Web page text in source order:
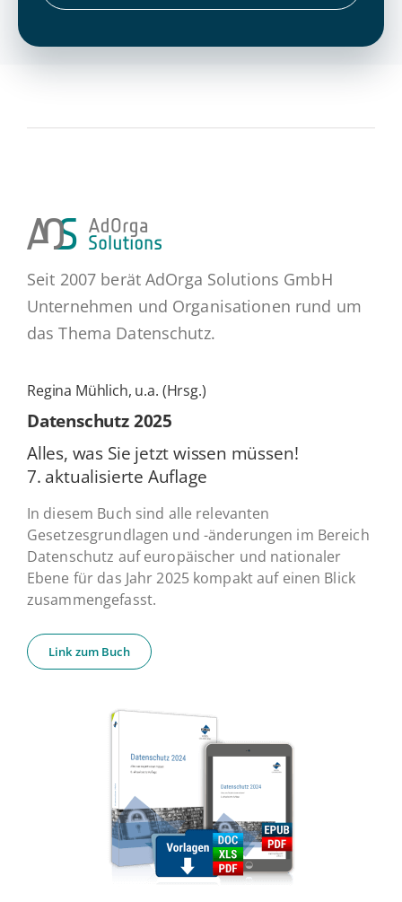
Seit 2007 berät AdOrga Solutions GmbH
Unternehmen und Organisationen rund um
das Thema Datenschutz.
Regina Mühlich, u.a. (Hrsg.)
Daten­schutz 2025
Alles, was Sie jetzt wissen müssen!
7. ak­tua­li­sier­te Auflage
In diesem Buch sind alle relevanten
Gesetzesgrundlagen und -änderungen im Bereich
Datenschutz auf europäischer und nationaler
Ebene für das Jahr 2025 kompakt auf einen Blick
zusammengefasst.
Link zum Buch